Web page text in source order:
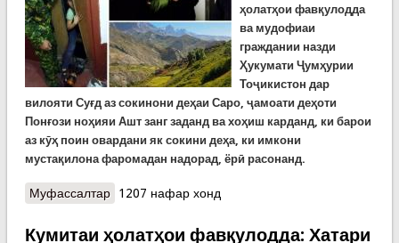
ҳолатҳои фавқулодда
ва мудофиаи
граждании назди
Ҳукумати Ҷумҳурии
Тоҷикистон дар
вилояти Суғд аз сокинони деҳаи Саро, ҷамоати деҳоти
Понғози ноҳияи Ашт занг заданд ва хоҳиш карданд, ки барои
аз кӯҳ поин овардани як сокини деҳа, ки имкони
мустақилона фаромадан надорад, ёрӣ расонанд.
Муфассалтаро Имдодгарон як зани гирифтори бемории
наметавонист поин ояд
1207 нафар хонд
Кумитаи ҳолатҳои фавқулодда: Хатари